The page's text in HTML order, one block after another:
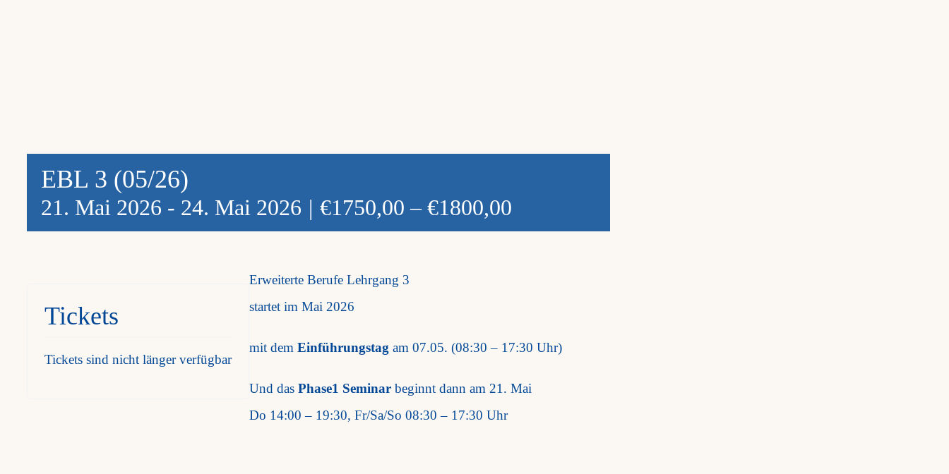
EBL 3 (05/26)
21. Mai 2026 - 24. Mai 2026 | €1750,00 – €1800,00
Tickets
Tickets sind nicht länger verfügbar
​Erweiterte Berufe Lehrgang 3
startet im Mai 2026
mit dem Einführungstag am 07.05. (08:30 – 17:30 Uhr)
Und das Phase1 Seminar beginnt dann am 21. Mai
Do 14:00 – 19:30, Fr/Sa/So 08:30 – 17:30 Uhr